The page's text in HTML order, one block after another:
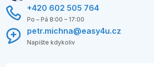
+420 602 505 764
Po – Pá 8:00 – 17:00
petr.michna@easy4u.cz
Napište kdykoliv